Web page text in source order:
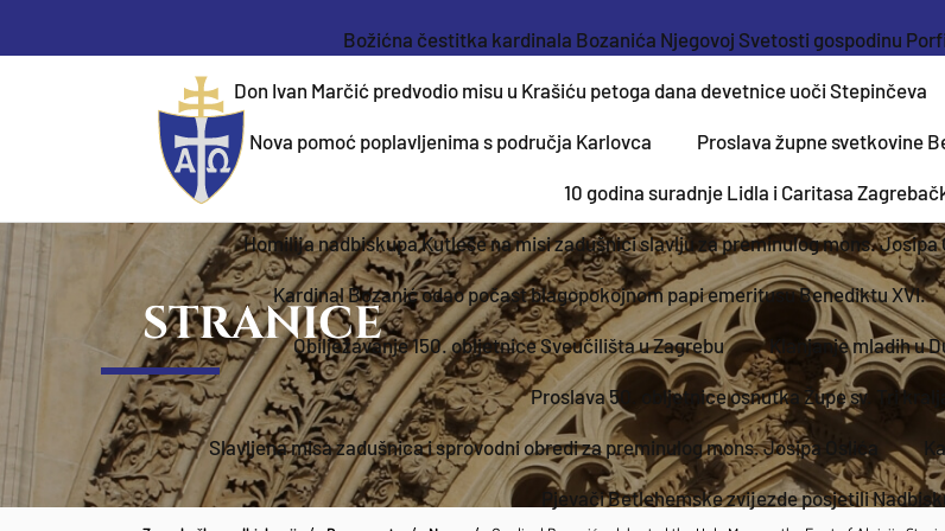
Božićna čestitka kardinala Bozanića Njegovoj Svetosti gospodinu
Don Ivan Marčić predvodio misu u Krašiću petoga dana devetnice uoči Stepinčeva
Nova pomoć poplavljenima s područja Karlovca Proslava župne svetkovine
10 godina suradnje Lidla i Caritasa
Homilija nadbiskupa Kutleše na misi zadušnici slavlju za preminulog mons. Josipa
Kardinal Bozanić odao počast blagopokojnom papi emeritusu Benediktu XVI.
Obilježavanje 150. obljetnice Sveučilišta u Zagrebu Klanjanje mladih u
Proslava 50. obljetnice osnutka Župe sv. Tri
Slavljena misa zadušnica i sprovodni obredi za preminulog mons. Josipa Oslića
Pjevači Betlehemske zvijezde posjetili
STRANICE